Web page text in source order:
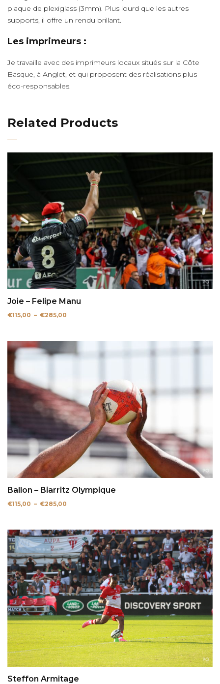
plaque de plexiglass (3mm). Plus lourd que les autres
supports, il offre un rendu brillant.
Les imprimeurs :
Je travaille avec des imprimeurs locaux situés sur la Côte
Basque, à Anglet, et qui proposent des réalisations plus
éco-responsables.
Related Products
Joie – Felipe Manu
€115,00 – €285,00
€285,00
Ballon – Biarritz Olympique
€115,00 – €285,00
à
€285,00
Steffon Armitage